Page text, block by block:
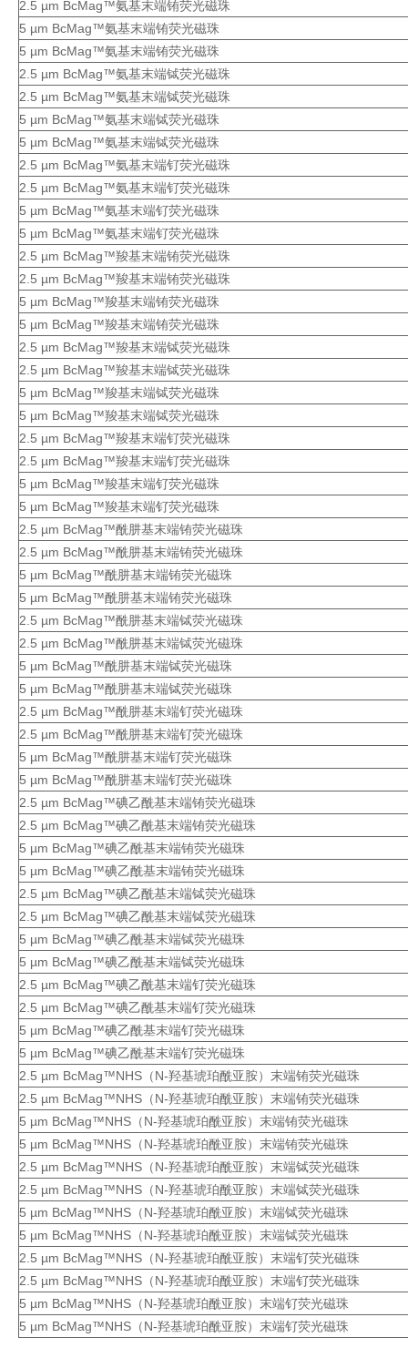
2.5 µm BcMag™氨基末端铕荧光磁珠
5 µm BcMag™氨基末端铕荧光磁珠
5 µm BcMag™氨基末端铕荧光磁珠
2.5 µm BcMag™氨基末端铽荧光磁珠
2.5 µm BcMag™氨基末端铽荧光磁珠
5 µm BcMag™氨基末端铽荧光磁珠
5 µm BcMag™氨基末端铽荧光磁珠
2.5 µm BcMag™氨基末端钌荧光磁珠
2.5 µm BcMag™氨基末端钌荧光磁珠
5 µm BcMag™氨基末端钌荧光磁珠
5 µm BcMag™氨基末端钌荧光磁珠
2.5 µm BcMag™羧基末端铕荧光磁珠
2.5 µm BcMag™羧基末端铕荧光磁珠
5 µm BcMag™羧基末端铕荧光磁珠
5 µm BcMag™羧基末端铕荧光磁珠
2.5 µm BcMag™羧基末端铽荧光磁珠
2.5 µm BcMag™羧基末端铽荧光磁珠
5 µm BcMag™羧基末端铽荧光磁珠
5 µm BcMag™羧基末端铽荧光磁珠
2.5 µm BcMag™羧基末端钌荧光磁珠
2.5 µm BcMag™羧基末端钌荧光磁珠
5 µm BcMag™羧基末端钌荧光磁珠
5 µm BcMag™羧基末端钌荧光磁珠
2.5 µm BcMag™酰肼基末端铕荧光磁珠
2.5 µm BcMag™酰肼基末端铕荧光磁珠
5 µm BcMag™酰肼基末端铕荧光磁珠
5 µm BcMag™酰肼基末端铕荧光磁珠
2.5 µm BcMag™酰肼基末端铽荧光磁珠
2.5 µm BcMag™酰肼基末端铽荧光磁珠
5 µm BcMag™酰肼基末端铽荧光磁珠
5 µm BcMag™酰肼基末端铽荧光磁珠
2.5 µm BcMag™酰肼基末端钌荧光磁珠
2.5 µm BcMag™酰肼基末端钌荧光磁珠
5 µm BcMag™酰肼基末端钌荧光磁珠
5 µm BcMag™酰肼基末端钌荧光磁珠
2.5 µm BcMag™碘乙酰基末端铕荧光磁珠
2.5 µm BcMag™碘乙酰基末端铕荧光磁珠
5 µm BcMag™碘乙酰基末端铕荧光磁珠
5 µm BcMag™碘乙酰基末端铕荧光磁珠
2.5 µm BcMag™碘乙酰基末端铽荧光磁珠
2.5 µm BcMag™碘乙酰基末端铽荧光磁珠
5 µm BcMag™碘乙酰基末端铽荧光磁珠
5 µm BcMag™碘乙酰基末端铽荧光磁珠
2.5 µm BcMag™碘乙酰基末端钌荧光磁珠
2.5 µm BcMag™碘乙酰基末端钌荧光磁珠
5 µm BcMag™碘乙酰基末端钌荧光磁珠
5 µm BcMag™碘乙酰基末端钌荧光磁珠
2.5 µm BcMag™NHS（N-羟基琥珀酰亚胺）末端铕荧光磁珠
2.5 µm BcMag™NHS（N-羟基琥珀酰亚胺）末端铕荧光磁珠
5 µm BcMag™NHS（N-羟基琥珀酰亚胺）末端铕荧光磁珠
5 µm BcMag™NHS（N-羟基琥珀酰亚胺）末端铕荧光磁珠
2.5 µm BcMag™NHS（N-羟基琥珀酰亚胺）末端铽荧光磁珠
2.5 µm BcMag™NHS（N-羟基琥珀酰亚胺）末端铽荧光磁珠
5 µm BcMag™NHS（N-羟基琥珀酰亚胺）末端铽荧光磁珠
5 µm BcMag™NHS（N-羟基琥珀酰亚胺）末端铽荧光磁珠
2.5 µm BcMag™NHS（N-羟基琥珀酰亚胺）末端钌荧光磁珠
2.5 µm BcMag™NHS（N-羟基琥珀酰亚胺）末端钌荧光磁珠
5 µm BcMag™NHS（N-羟基琥珀酰亚胺）末端钌荧光磁珠
5 µm BcMag™NHS（N-羟基琥珀酰亚胺）末端钌荧光磁珠